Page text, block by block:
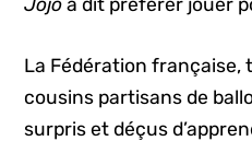
Jojoa dit préférer jouer
La Fédération française,
cousins partisans de
surpris et déçus